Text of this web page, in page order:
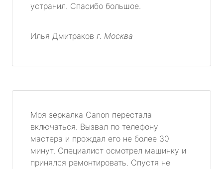
устранил. Спасибо большое.
Илья Дмитраков г. Москва
Моя зеркалка Canon перестала
включаться. Вызвал по телефону
мастера и прождал его не более 30
минут. Специалист осмотрел машинку и
принялся ремонтировать. Спустя не